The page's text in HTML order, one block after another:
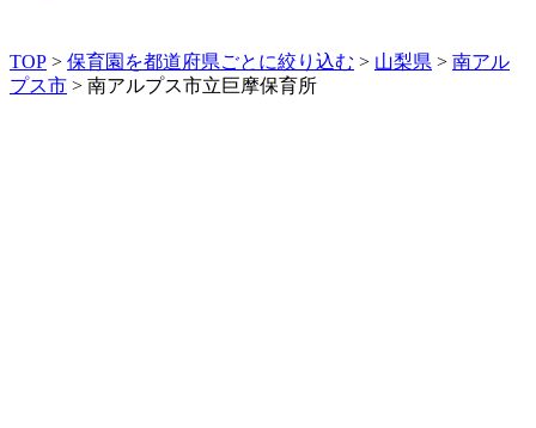
TOP > 保育園を都道府県ごとに絞り込む > 山梨県 > 南アル
プス市 > 南アルプス市立巨摩保育所